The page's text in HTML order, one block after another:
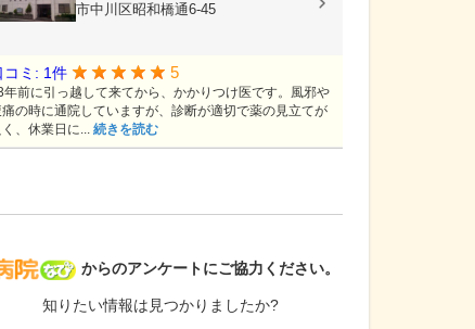
病院なび
からのアンケートにご協力ください。
知りたい情報は見つかりましたか?
知県名古屋市中川区昭和橋通6-45
コミ: 1件 5
年前に引っ越して来てから、かかりつけ医です。風邪や
痛の時に通院していますが、診断が適切で薬の見立てが
く、休業日に... 続きを読む